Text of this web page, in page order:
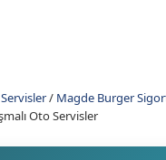
/ Magde Burger
Oto Servisler